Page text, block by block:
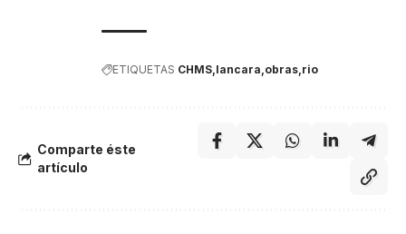
ETIQUETAS CHMS lancara obras rio
Comparte éste
artículo